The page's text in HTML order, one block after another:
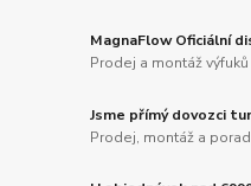
MagnaFlow Oficiální
Prodej a montáž výfuků
Jsme přímý dovozci
Prodej, montáž a